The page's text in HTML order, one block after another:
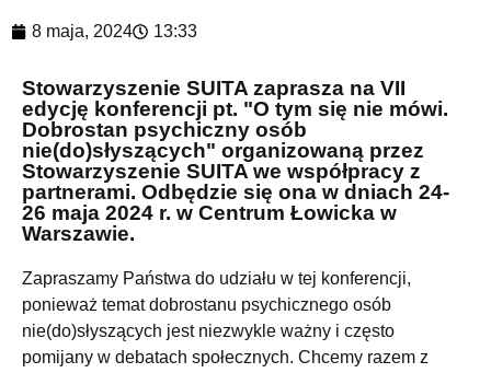
8 maja, 2024 13:33
Stowarzyszenie SUITA zaprasza na VII
edycję konferencji pt. "O tym się nie mówi.
Dobrostan psychiczny osób
nie(do)słyszących" organizowaną przez
Stowarzyszenie SUITA we współpracy z
partnerami. Odbędzie się ona w dniach 24-
26 maja 2024 r. w Centrum Łowicka w
Warszawie.
Zapraszamy Państwa do udziału w tej konferencji,
ponieważ temat dobrostanu psychicznego osób
nie(do)słyszących jest niezwykle ważny i często
pomijany w debatach społecznych. Chcemy razem z